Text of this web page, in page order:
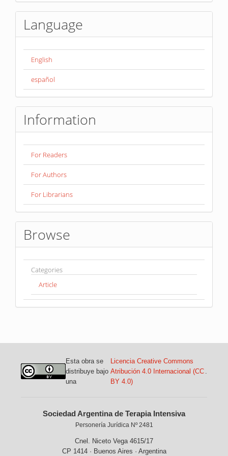
Language
English
español
Information
For Readers
For Authors
For Librarians
Browse
Categories
Article
Esta obra se
distribuye bajo
una
Licencia Creative Commons
Atribución 4.0 Internacional (CC
BY 4.0)
Sociedad Argentina de Terapia Intensiva
Personería Jurídica Nº 2481
Cnel. Niceto Vega 4615/17
CP 1414 · Buenos Aires · Argentina